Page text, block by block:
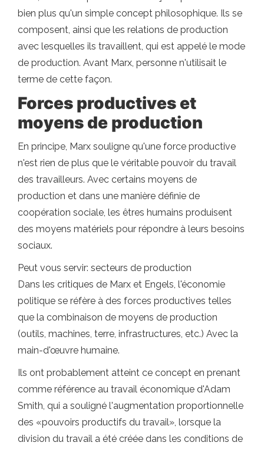
bien plus qu'un simple concept philosophique. Ils se
composent, ainsi que les relations de production
avec lesquelles ils travaillent, qui est appelé le mode
de production. Avant Marx, personne n'utilisait le
terme de cette façon.
Forces productives et
moyens de production
En principe, Marx souligne qu'une force productive
n'est rien de plus que le véritable pouvoir du travail
des travailleurs. Avec certains moyens de
production et dans une manière définie de
coopération sociale, les êtres humains produisent
des moyens matériels pour répondre à leurs besoins
sociaux.
Peut vous servir: secteurs de production
Dans les critiques de Marx et Engels, l'économie
politique se réfère à des forces productives telles
que la combinaison de moyens de production
(outils, machines, terre, infrastructures, etc.) Avec la
main-d'œuvre humaine.
Ils ont probablement atteint ce concept en prenant
comme référence au travail économique d'Adam
Smith, qui a souligné l'augmentation proportionnelle
des «pouvoirs productifs du travail», lorsque la
division du travail a été créée dans les conditions de